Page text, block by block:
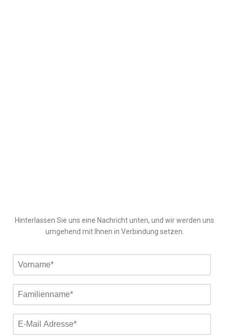
Hinterlassen Sie uns eine Nachricht unten, und wir werden uns
umgehend mit Ihnen in Verbindung setzen.